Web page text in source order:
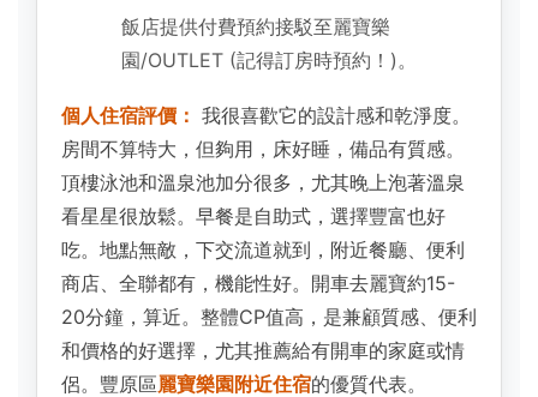
飯店提供付費預約接駁至麗寶樂
園/OUTLET (記得訂房時預約！)。
個人住宿評價： 我很喜歡它的設計感和乾淨度。
房間不算特大，但夠用，床好睡，備品有質感。
頂樓泳池和溫泉池加分很多，尤其晚上泡著溫泉
看星星很放鬆。早餐是自助式，選擇豐富也好
吃。地點無敵，下交流道就到，附近餐廳、便利
商店、全聯都有，機能性好。開車去麗寶約15-
20分鐘，算近。整體CP值高，是兼顧質感、便利
和價格的好選擇，尤其推薦給有開車的家庭或情
侶。豐原區麗寶樂園附近住宿的優質代表。